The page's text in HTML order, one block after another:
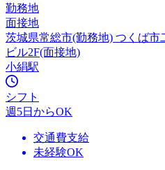
勤務地
面接地
茨城県常総市(勤務地) つくば市
ビル2F(面接地)
小絹駅
シフト
週5日からOK
交通費支給
未経験OK